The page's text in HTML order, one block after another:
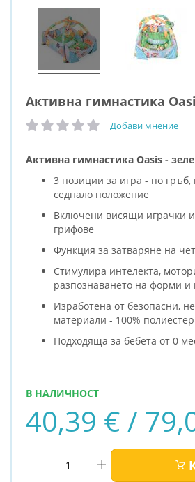
Активна гимнастика
рейтинг: Добави мнение
Активна гимнастика Oasis -
3 позиции за игра - по
седнало положение
Включени висящи играчки
грифове
Функция за затваряне на
Стимулира интелекта,
разпознаването на форми и
Изработена от безопасни,
материали - 100%
Подходяща за бебета от 0
40,39 € /
В НАЛИЧНОСТ